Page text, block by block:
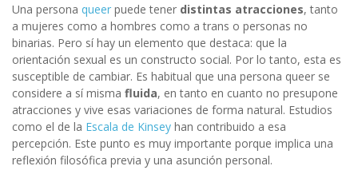
Una persona queer puede tener distintas atracciones, tanto
a mujeres como a hombres como a trans o personas no
binarias. Pero sí hay un elemento que destaca: que la
orientación sexual es un constructo social. Por lo tanto, esta es
susceptible de cambiar. Es habitual que una persona queer se
considere a sí misma fluida, en tanto en cuanto no presupone
atracciones y vive esas variaciones de forma natural. Estudios
como el de la Escala de Kinsey han contribuido a esa
percepción. Este punto es muy importante porque implica una
reflexión filosófica previa y una asunción personal.